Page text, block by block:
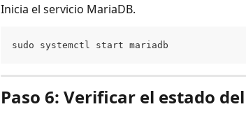
Inicia el servicio MariaDB.
sudo systemctl start mariadb
Paso 6: Verificar el estado